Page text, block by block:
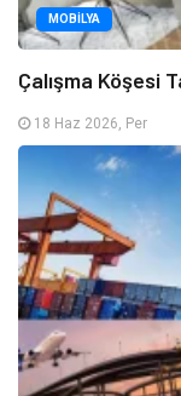
MOBILYA
Çalışma Köşesi
18 Haz 2026, Per